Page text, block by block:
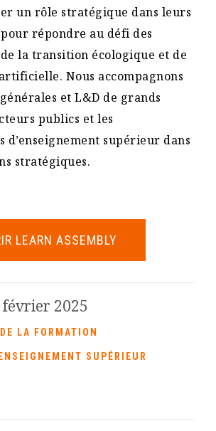
un rôle stratégique dans leurs
répondre au défi des
la transition écologique et de
Nous accompagnons
et L&D de grands
publics et les
d’enseignement supérieur dans
stratégiques.
LEARN ASSEMBLY
2025
LA FORMATION
SUPÉRIEUR